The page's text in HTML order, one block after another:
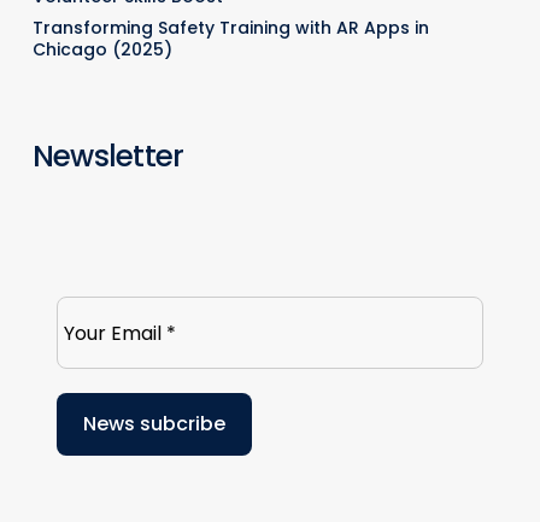
Transforming Safety Training with AR Apps in
Chicago (2025)
Newsletter